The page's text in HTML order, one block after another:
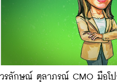
วรลักษณ์ ตุลาภรณ์ CMO มือโป